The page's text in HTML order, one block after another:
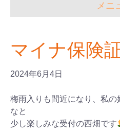
メニ
マイナ保険
2024年6月4日
梅雨入りも間近になり、私
なと
少し楽しみな受付の西畑です